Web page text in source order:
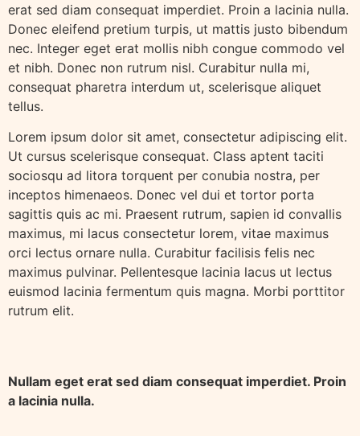
erat sed diam consequat imperdiet. Proin a lacinia nulla.
Donec eleifend pretium turpis, ut mattis justo bibendum
nec. Integer eget erat mollis nibh congue commodo vel
et nibh. Donec non rutrum nisl. Curabitur nulla mi,
consequat pharetra interdum ut, scelerisque aliquet
tellus.
Lorem ipsum dolor sit amet, consectetur adipiscing elit.
Ut cursus scelerisque consequat. Class aptent taciti
sociosqu ad litora torquent per conubia nostra, per
inceptos himenaeos. Donec vel dui et tortor porta
sagittis quis ac mi. Praesent rutrum, sapien id convallis
maximus, mi lacus consectetur lorem, vitae maximus
orci lectus ornare nulla. Curabitur facilisis felis nec
maximus pulvinar. Pellentesque lacinia lacus ut lectus
euismod lacinia fermentum quis magna. Morbi porttitor
rutrum elit.
Nullam eget erat sed diam consequat imperdiet. Proin
a lacinia nulla.